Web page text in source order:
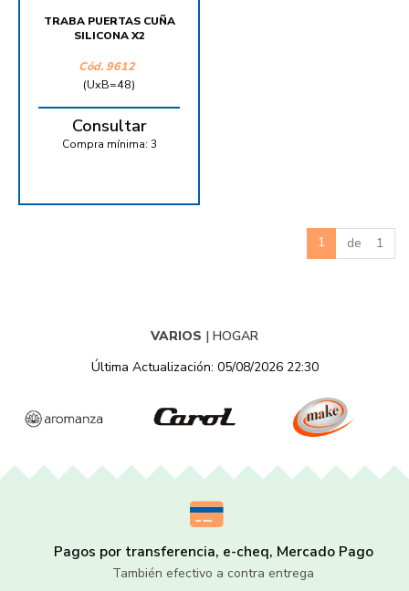
TRABA PUERTAS CUÑA
SILICONA X2
Cód. 9612
(UxB=48)
Consultar
Compra mínima: 3
1 de 1
VARIOS | HOGAR
Última Actualización: 05/08/2026 22:30
Pagos por transferencia, e-cheq, Mercado Pago
También efectivo a contra entrega